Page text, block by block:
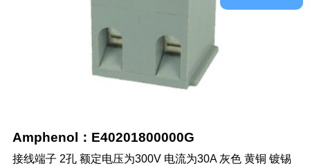
Amphenol：E40201800000G
接线端子 2孔 额定电压为300V 电流为30A 灰色 黄铜 镀锡